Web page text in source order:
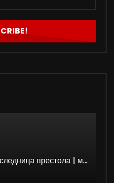
Три богатыря и Наследница престола | мультфильм